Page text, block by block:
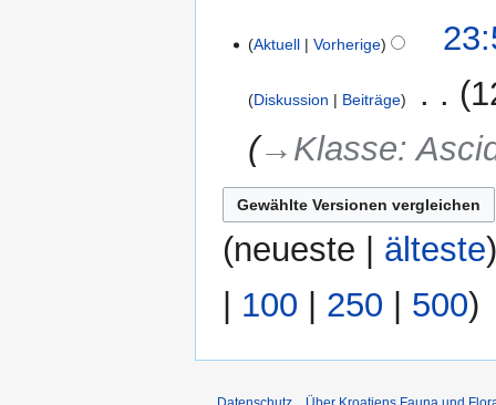
Aktuell Vorherige
Diskussion Beiträge
→‎Klasse:
(neueste älteste
100 250 500)